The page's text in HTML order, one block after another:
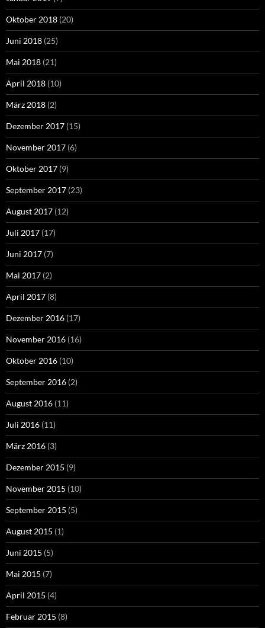
Oktober 2018 (20)
Juni 2018 (25)
Mai 2018 (21)
April 2018 (10)
März 2018 (2)
Dezember 2017 (15)
November 2017 (6)
Oktober 2017 (9)
September 2017 (23)
August 2017 (12)
Juli 2017 (17)
Juni 2017 (7)
Mai 2017 (2)
April 2017 (8)
Dezember 2016 (17)
November 2016 (16)
Oktober 2016 (10)
September 2016 (2)
August 2016 (11)
Juli 2016 (11)
März 2016 (3)
Dezember 2015 (9)
November 2015 (10)
September 2015 (5)
August 2015 (1)
Juni 2015 (5)
Mai 2015 (7)
April 2015 (4)
Februar 2015 (8)